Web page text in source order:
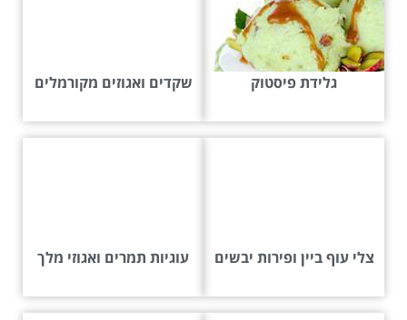
גלידת פיסטוק שקדים ואגוזים מקורמלים
צלי עוף ביין ופירות יבשים עוגיות תמרים ואגוזי מלך